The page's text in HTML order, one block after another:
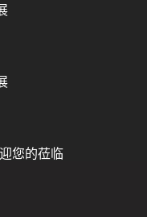
您的莅临